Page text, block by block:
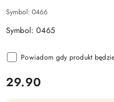
Symbol: 0466
Symbol: 0465
Powiadom gdy produkt
cena:
29.90